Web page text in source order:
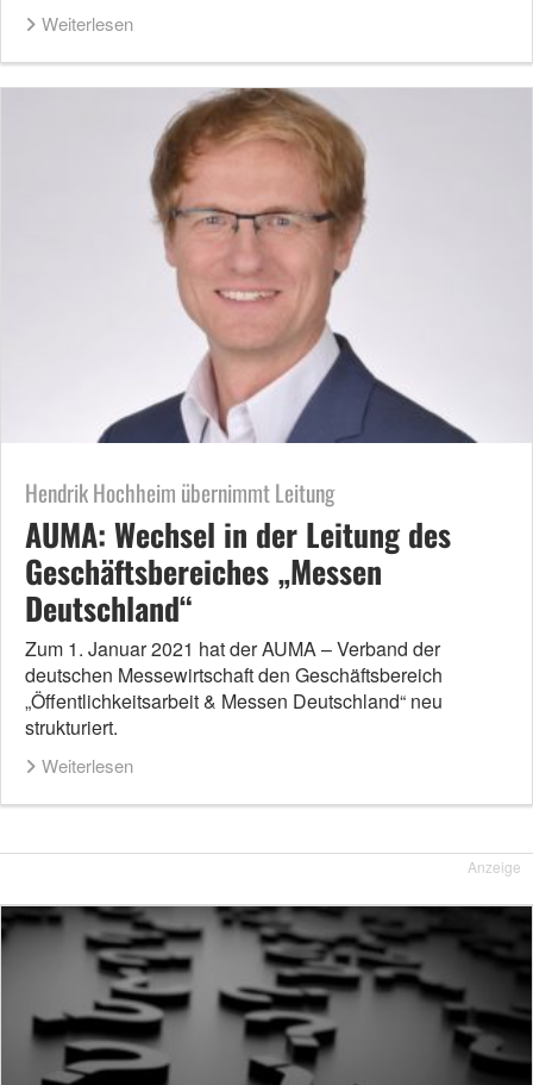
Weiterlesen
Hendrik Hochheim übernimmt Leitung
AUMA: Wechsel in der Leitung des
Geschäftsbereiches „Messen
Deutschland“
Zum 1. Januar 2021 hat der AUMA – Verband der
deutschen Messewirtschaft den Geschäftsbereich
„Öffentlichkeitsarbeit & Messen Deutschland“ neu
strukturiert.
Weiterlesen
Anzeige